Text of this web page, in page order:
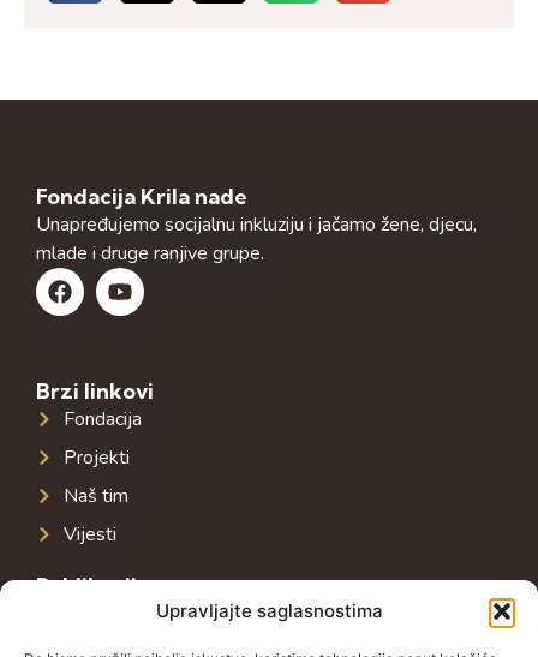
Upravljajte saglasnostima
Fondacija Krila nade
Unapređujemo socijalnu inkluziju i jačamo žene, djecu,
mlade i druge ranjive grupe.
Brzi linkovi
Fondacija
Projekti
Naš tim
Vijesti
Publikacije
Javna infrastruktura u jugoistočnoj Evropi